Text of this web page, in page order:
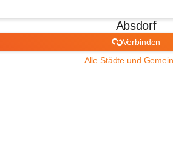
Absdorf
Verbinden
Alle Städte und